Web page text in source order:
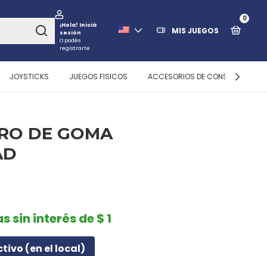
¡Hola! Iniciá
sesión
O podés
registrarte
MIS JUEGOS
0
JOYSTICKS JUEGOS FISICOS ACCESORIOS DE CONSOLAS
DE GOMA
sin interés de $ 1
(en el local)